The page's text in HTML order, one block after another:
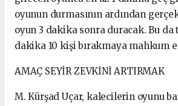
oyunun durmasının ardından
oyun 3 dakika sonra duracak. Bu da
dakika 10 kişi bırakmaya mahkum
AMAÇ SEYİR ZEVKİNİ ARTIRMAK
M. Kürşad Uçar, kalecilerin oyunu